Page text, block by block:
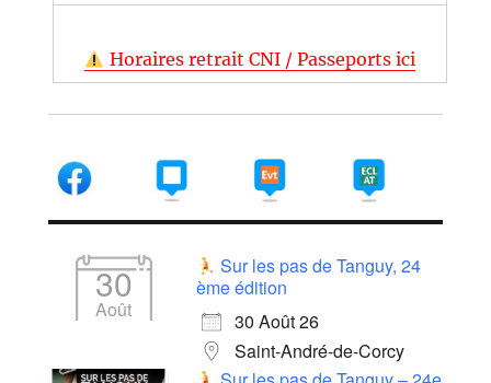
Horaires retrait CNI / Passeports ici
30
Août
Sur les pas de Tanguy, 24
ème édition
30 Août 26
Saint-André-de-Corcy